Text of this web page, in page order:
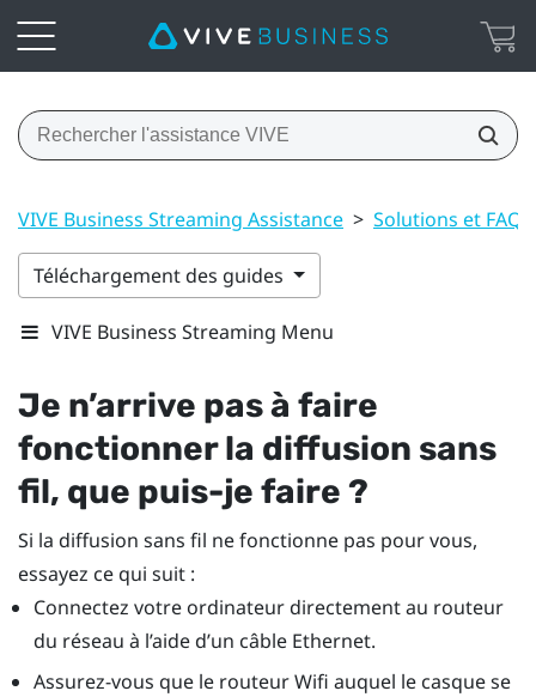
VIVE Business Streaming Assistance > Solutions et FAQ
Téléchargement des guides
VIVE Business Streaming Menu
Je n’arrive pas à faire
fonctionner la diffusion sans
fil, que puis-je faire ?
Si la diffusion sans fil ne fonctionne pas pour vous,
essayez ce qui suit :
Connectez votre ordinateur directement au routeur
du réseau à l’aide d’un câble Ethernet.
Assurez-vous que le routeur Wifi auquel le casque se